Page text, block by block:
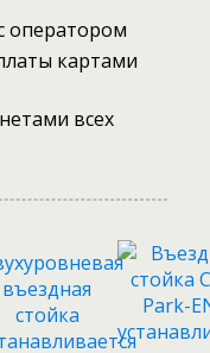
оператором
картами
всех